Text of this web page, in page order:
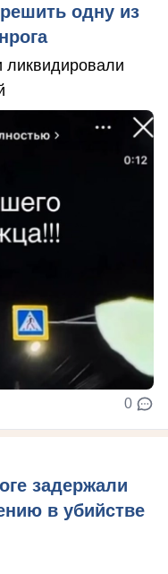
одну из
ликвидировали
0
задержали
в убийстве